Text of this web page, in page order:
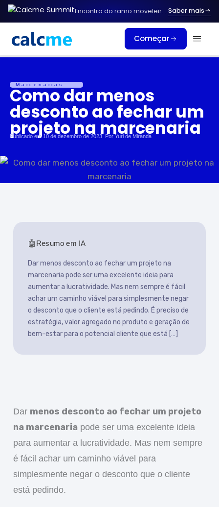
para
conteúdo
Encontro do ramo moveleiro. Vagas
Saber mais
Começar
Marcenarias
Como dar menos
desconto ao fechar um
projeto na marcenaria
Publicado em 10 de dezembro de 2023 . Por Yuri de Miranda
Resumo em IA
Dar menos desconto ao fechar um projeto na
marcenaria pode ser uma excelente ideia para
aumentar a lucratividade. Mas nem sempre é fácil
achar um caminho viável para simplesmente negar
o desconto que o cliente está pedindo. É preciso de
estratégia, valor agregado no produto e geração de
bem-estar para o potencial cliente que está […]
Dar menos desconto ao fechar um projeto
na marcenaria pode ser uma excelente ideia
para aumentar a lucratividade. Mas nem sempre
é fácil achar um caminho viável para
simplesmente negar o desconto que o cliente
está pedindo.